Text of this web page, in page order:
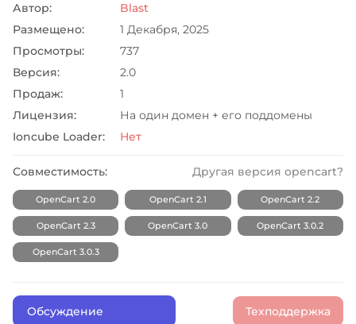
Автор:
Blast
Размещено:
1 Декабря, 2025
Просмотры:
737
Версия:
2.0
Продаж:
1
Лицензия:
На один домен + его поддомены
Ioncube Loader:
Нет
Совместимость: Другая версия opencart?
OpenCart 2.0 OpenCart 2.1 OpenCart 2.2
OpenCart 2.3 OpenCart 3.0 OpenCart 3.0.2
OpenCart 3.0.3
Обсуждение Техподдержка